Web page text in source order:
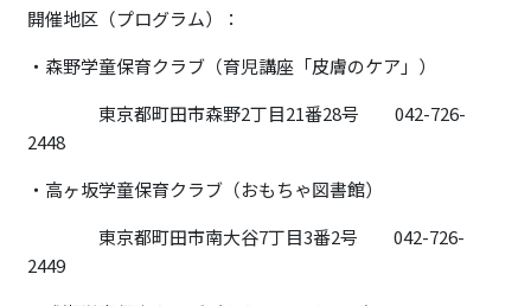
開催地区（プログラム）：
・森野学童保育クラブ（育児講座「皮膚のケア」）
東京都町田市森野2丁目21番28号 042-726-
2448
・高ヶ坂学童保育クラブ（おもちゃ図書館）
東京都町田市南大谷7丁目3番2号 042-726-
2449